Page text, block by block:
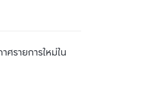
รายการใหม่ใน